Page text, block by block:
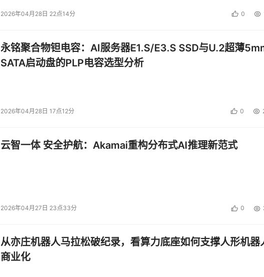
2026年04月28日 22点14分 0
永铭聚合物钽电容：AI服务器E1.S/E3.S SSD与U.2超薄
SATA启动盘的PLP电容选型分析
2026年04月28日 17点12分 0
云智一体 安全护航：Akamai重构分布式AI推理新范式
2026年04月27日 23点33分 0
从亦庄机器人马拉松破纪录，看算力底座如何支撑人形机器
商业化